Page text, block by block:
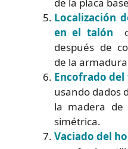
de la placa
Localización
en el talón
después de
de la
Encofrado
usando dados
la madera
simétrica.
Vaciado del